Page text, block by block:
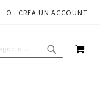
CREA UN ACCOUNT